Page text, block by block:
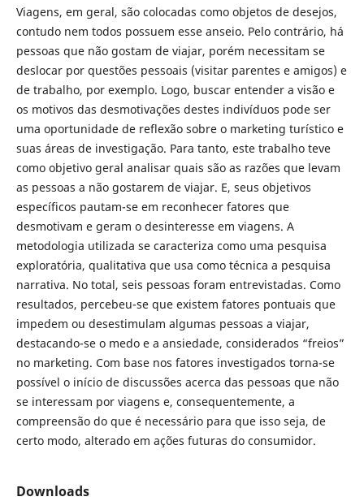
Viagens, em geral, são colocadas como objetos de desejos,
contudo nem todos possuem esse anseio. Pelo contrário, há
pessoas que não gostam de viajar, porém necessitam se
deslocar por questões pessoais (visitar parentes e amigos) e
de trabalho, por exemplo. Logo, buscar entender a visão e
os motivos das desmotivações destes indivíduos pode ser
uma oportunidade de reflexão sobre o marketing turístico e
suas áreas de investigação. Para tanto, este trabalho teve
como objetivo geral analisar quais são as razões que levam
as pessoas a não gostarem de viajar. E, seus objetivos
específicos pautam-se em reconhecer fatores que
desmotivam e geram o desinteresse em viagens. A
metodologia utilizada se caracteriza como uma pesquisa
exploratória, qualitativa que usa como técnica a pesquisa
narrativa. No total, seis pessoas foram entrevistadas. Como
resultados, percebeu-se que existem fatores pontuais que
impedem ou desestimulam algumas pessoas a viajar,
destacando-se o medo e a ansiedade, considerados “freios”
no marketing. Com base nos fatores investigados torna-se
possível o início de discussões acerca das pessoas que não
se interessam por viagens e, consequentemente, a
compreensão do que é necessário para que isso seja, de
certo modo, alterado em ações futuras do consumidor.
Downloads